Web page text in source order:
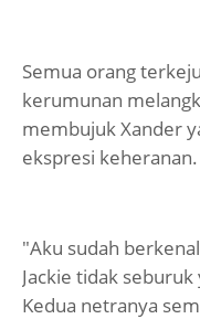
Semua orang
kerumunan
membujuk Xander
ekspresi keheranan.
"Aku sudah
Jackie tidak
Kedua netranya